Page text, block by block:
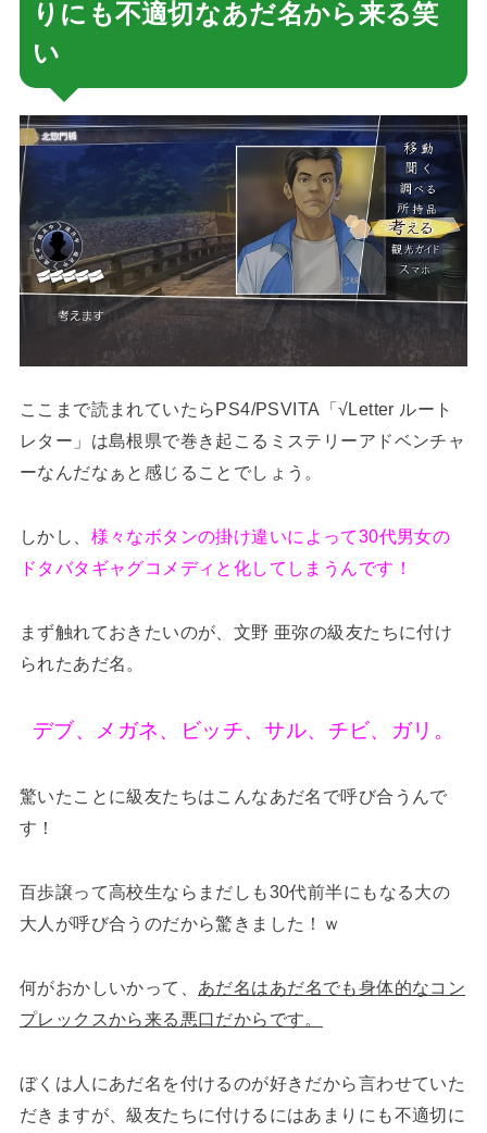
りにも不適切なあだ名から来る笑
い
ここまで読まれていたらPS4/PSVITA「√Letter ルート
レター」は島根県で巻き起こるミステリーアドベンチャ
ーなんだなぁと感じることでしょう。
しかし、 様々なボタンの掛け違いによって30代男女の
ドタバタギャグコメディと化してしまうんです！
まず触れておきたいのが、文野 亜弥の級友たちに付け
られたあだ名。
デブ、メガネ、ビッチ、サル、チビ、ガリ。
驚いたことに級友たちはこんなあだ名で呼び合うんで
す！
百歩譲って高校生ならまだしも30代前半にもなる大の
大人が呼び合うのだから驚きました！ｗ
何がおかしいかって、 あだ名はあだ名でも身体的なコン
プレックスから来る悪口だからです。
ぼくは人にあだ名を付けるのが好きだから言わせていた
だきますが、級友たちに付けるにはあまりにも不適切に